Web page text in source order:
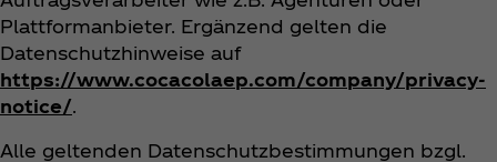
Plattformanbieter. Ergänzend gelten die
Datenschutzhinweise auf
https://www.cocacolaep.com/company/privacy-
notice/.
Alle geltenden Datenschutzbestimmungen bzgl.